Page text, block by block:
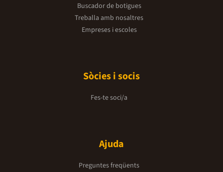
Buscador de botigues
Treballa amb nosaltres
Empreses i escoles
Sòcies i socis
Fes-te soci/a
Ajuda
Preguntes freqüents